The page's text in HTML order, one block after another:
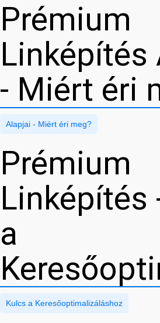
Prémium
Linképítés
- Miért éri
Alapjai - Miért éri meg?
Prémium
Linképítés
a
Kulcs a Keresőoptimalizáláshoz